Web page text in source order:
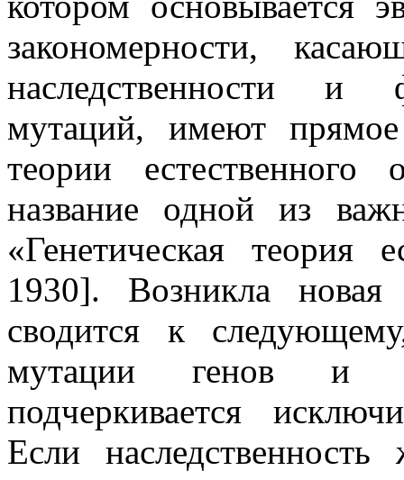
закономерности,
наследственности и
мутаций, имеют
теории
название одной из
«Генетическая теория
1930]. Возникла
сводится к
мутации генов и
подчеркивается
Если наследственность